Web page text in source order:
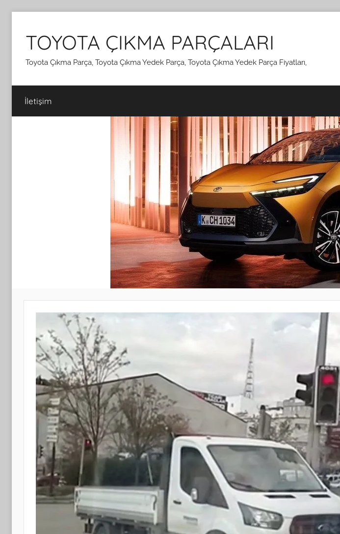
TOYOTA ÇIKMA PARÇALARI
Toyota Çıkma Parça, Toyota Çıkma Yedek Parça, Toyota Çıkma Yedek Parça Fiyatları,
İletişim